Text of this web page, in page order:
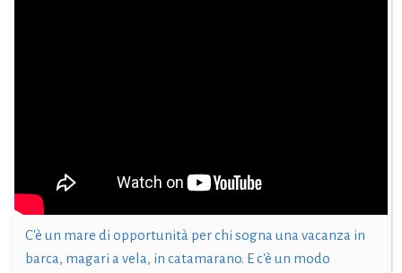
C'è un mare di opportunità per chi sogna una vacanza in
barca, magari a vela, in catamarano. E c'è un modo